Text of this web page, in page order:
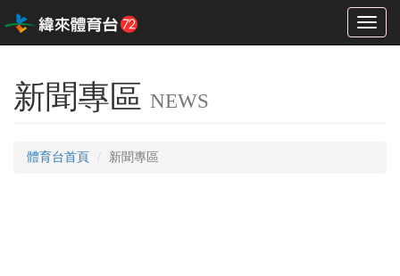
Toggle
新聞專區 NEWS
體育台首頁 新聞專區